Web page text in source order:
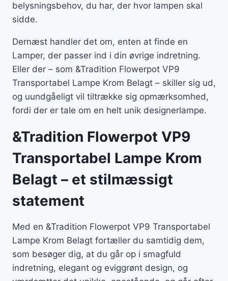
belysningsbehov, du har, der hvor lampen skal
sidde.
Dernæst handler det om, enten at finde en
Lamper, der passer ind i din øvrige indretning.
Eller der – som &Tradition Flowerpot VP9
Transportabel Lampe Krom Belagt – skiller sig ud,
og uundgåeligt vil tiltrække sig opmærksomhed,
fordi der er tale om en helt unik designerlampe.
&Tradition Flowerpot VP9
Transportabel Lampe Krom
Belagt – et stilmæssigt
statement
Med en &Tradition Flowerpot VP9 Transportabel
Lampe Krom Belagt fortæller du samtidig dem,
som besøger dig, at du går op i smagfuld
indretning, elegant og eviggrønt design, og